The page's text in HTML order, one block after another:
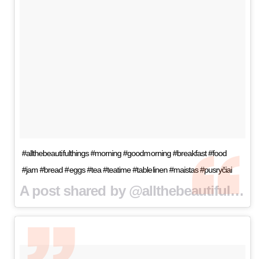
#allthebeautifulthings #morning #goodmorning #breakfast #food
#jam #bread #eggs #tea #teatime #tablelinen #maistas #pusryčiai
A post shared by @allthebeautifulthingsblog on